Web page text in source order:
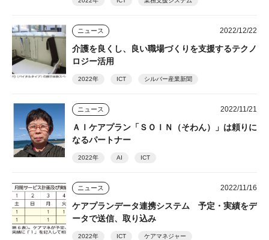
ニュース 2022/12/22
介護を良くし、良い職場づくりを支援するテクノ
ロジー活用
2022年 ICT シルバー産業新聞
ニュース 2022/11/21
ＡＩケアプラン「ＳＯＩＮ（そわん）」は頼りに
なるパートナー
2022年 AI ICT
ニュース 2022/11/16
ケアプランデータ連携システム 予定・実績をデ
ータで送信、取り込み
2022年 ICT ケアマネジャー